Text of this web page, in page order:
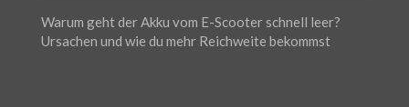
Warum geht der Akku vom E-Scooter schnell leer?
Ursachen und wie du mehr Reichweite bekommst